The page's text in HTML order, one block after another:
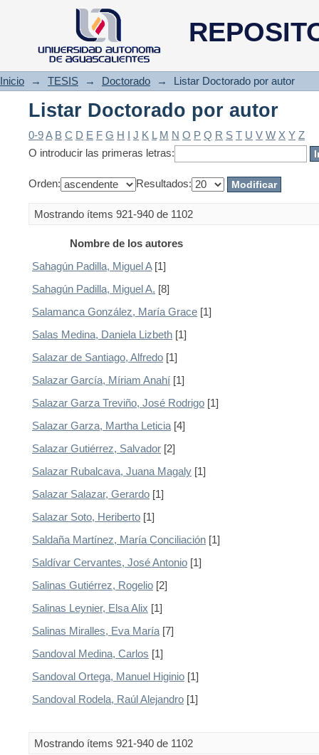
Listar Doctorado por autor
Inicio → TESIS → Doctorado → Listar Doctorado por autor
Listar Doctorado por autor
0-9A B C D E F G H I J K L M N O P Q R S T U V W X Y Z
O introducir las primeras letras:
Orden: Resultados:
Mostrando ítems 921-940 de 1102
Nombre de los autores
Sahagún Padilla, Miguel A[1]
Sahagún Padilla, Miguel A. [8]
Salamanca González, María Grace [1]
Salas Medina, Daniela Lizbeth [1]
Salazar de Santiago, Alfredo [1]
Salazar García, Míriam Anahí [1]
Salazar Garza Treviño, José Rodrigo [1]
Salazar Garza, Martha Leticia [4]
Salazar Gutiérrez, Salvador [2]
Salazar Rubalcava, Juana Magaly [1]
Salazar Salazar, Gerardo [1]
Salazar Soto, Heriberto [1]
Saldaña Martínez, María Conciliación [1]
Saldívar Cervantes, José Antonio [1]
Salinas Gutiérrez, Rogelio [2]
Salinas Leynier, Elsa Alix [1]
Salinas Miralles, Eva María [7]
Sandoval Medina, Carlos [1]
Sandoval Ortega, Manuel Higinio [1]
Sandoval Rodela, Raúl Alejandro [1]
Mostrando ítems 921-940 de 1102